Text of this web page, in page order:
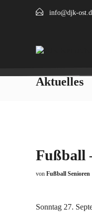
info@djk-
Aktuelles
Fußball
von Fußball Senioren
Sonntag 27.